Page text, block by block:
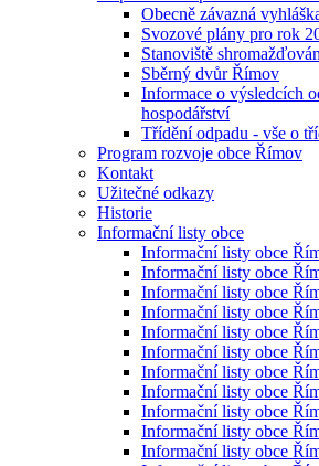
Obecně závazná
Svozové plány pro rok
Stanoviště
Sběrný dvůr Římov
Informace o výsledcích
hospodářství
Třídění odpadu - vše o
Program rozvoje obce Římov
Kontakt
Užitečné odkazy
Historie
Informační listy obce
Informační listy obce
Informační listy obce
Informační listy obce
Informační listy obce
Informační listy obce
Informační listy obce
Informační listy obce
Informační listy obce
Informační listy obce
Informační listy obce
Informační listy obce